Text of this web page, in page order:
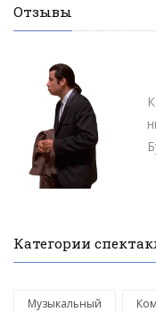
Отзывы
Категории
Музыкальный